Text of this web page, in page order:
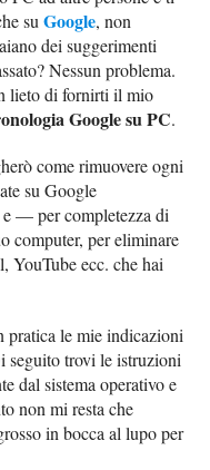
suGoogle, non
dei suggerimenti
Nessun problema.
lieto di fornirti il mio
Google su PC.
come rimuovere ogni
su Google
e — per completezza di
computer, per eliminare
YouTube ecc. che hai
pratica le mie indicazioni
seguito trovi le istruzioni
dal sistema operativo e
non mi resta che
in bocca al lupo per